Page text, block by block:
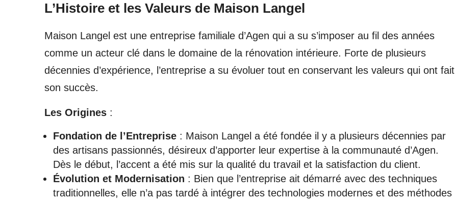
L’Histoire et les Valeurs de Maison Langel
Maison Langel est une entreprise familiale d’Agen qui a su s’imposer au fil des années
comme un acteur clé dans le domaine de la rénovation intérieure. Forte de plusieurs
décennies d’expérience, l’entreprise a su évoluer tout en conservant les valeurs qui ont fait
son succès.
Les Origines :
Fondation de l’Entreprise : Maison Langel a été fondée il y a plusieurs décennies par
des artisans passionnés, désireux d’apporter leur expertise à la communauté d’Agen.
Dès le début, l’accent a été mis sur la qualité du travail et la satisfaction du client.
Évolution et Modernisation : Bien que l’entreprise ait démarré avec des techniques
traditionnelles, elle n’a pas tardé à intégrer des technologies modernes et des méthodes